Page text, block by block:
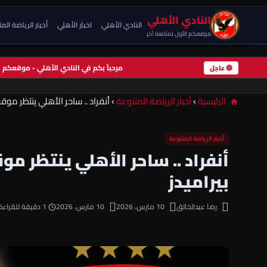
النادي الأهلي
موقعكم الأول لمتابعة آخر
النادي الأهلي اخبار الأهلي أخبار الرياضة
🔴 عاجل مرحباً بكم في النادي الأهلي -
الرئيسية›أخبار الرياضة المتنوعة›أنفراد .. ساحر الأهلي ينتظر
أخبار الرياضة المتنوعة
أنفراد .. ساحر الأهلي ينتظر
بيراميدز
رضا عبدالخالق 10 مارس، 2026 10 مارس، 2026 1 دقيقة للقراءة